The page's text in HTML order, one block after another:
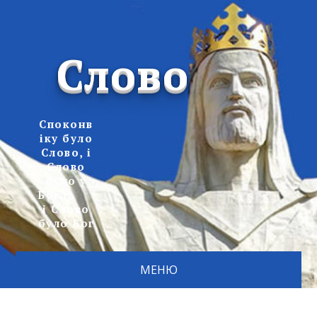
Слово
Споконв
іку було
Слово, і
Слово
було у
Бога,
і Слово
було Бог
МЕНЮ